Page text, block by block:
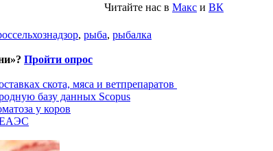
Читайте нас в Макс и ВК
, рыба, рыбалка
Пройти опрос
скота, мяса и ветпрепаратов
базу данных Scopus
у коров
ЕАЭС